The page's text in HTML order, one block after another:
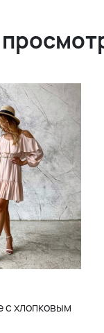
с хлопковым